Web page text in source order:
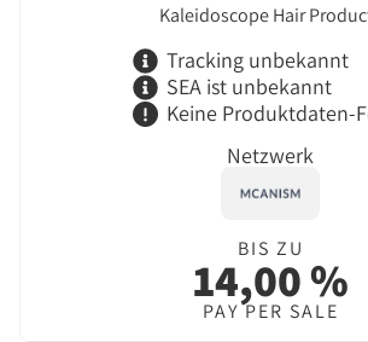
Kaleidoscope Hair
Tracking unbekannt
SEA ist unbekannt
Keine Produktdaten-
Netzwerk
BIS ZU
14,00 %
PAY PER SALE